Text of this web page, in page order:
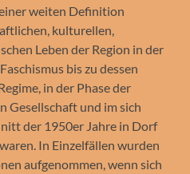
weiten Definition
kulturellen,
Leben der Region in der
bis zu dessen
in der Phase der
Gesellschaft und im sich
der 1950er Jahre in Dorf
In Einzelfällen wurden
aufgenommen, wenn sich